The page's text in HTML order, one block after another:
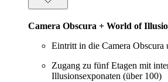
Camera Obscura + World of
Eintritt in die Camera
Zugang zu fünf Etagen mit
Illusionsexponaten (über 100)